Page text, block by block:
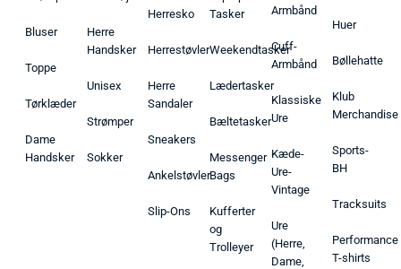
Bluser
Toppe
Tørklæder
Dame
Handsker
Herre
Handsker
Unisex
Strømper
Sokker
Herresko
Herrestøvler
Herre
Sandaler
Sneakers
Ankelstøvler
Slip-Ons
Tasker
Weekendtasker
Lædertasker
Bæltetasker
Messenger
Bags
Kufferter
og
Trolleyer
Armbånd
Cuff-
Armbånd
Klassiske
Ure
Kæde-
Ure-
Vintage
Ure
(Herre,
Dame,
Huer
Bøllehatte
Klub
Merchandise
Sports-
BH
Tracksuits
Performance
T-shirts